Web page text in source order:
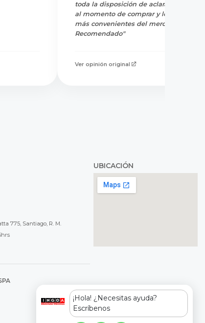
toda la disposición de aclarar dudas
al momento de comprar y los precios
más convenientes del mercado.
Recomendado"
Ver opinión original
775, Santiago, R. M.
UBICACIÓN
¡Hola! ¿Necesitas ayuda?
Escríbenos